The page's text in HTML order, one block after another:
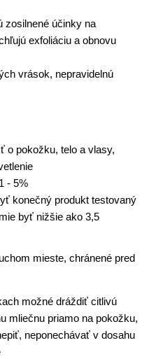
zosilnené účinky na
exfoliáciu a obnovu
vrások, nepravidelnú
o pokožku, telo a vlasy,
- 5%
konečný produkt testovaný
byť nižšie ako 3,5
mieste, chránené pred
možné dráždiť citlivú
mliečnu priamo na pokožku,
neponechávať v dosahu